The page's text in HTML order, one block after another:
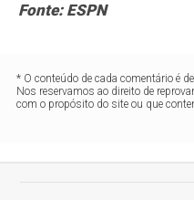
Fonte: ESPN
* O conteúdo de cada comentário é
Nos reservamos ao direito de
com o propósito do site ou que